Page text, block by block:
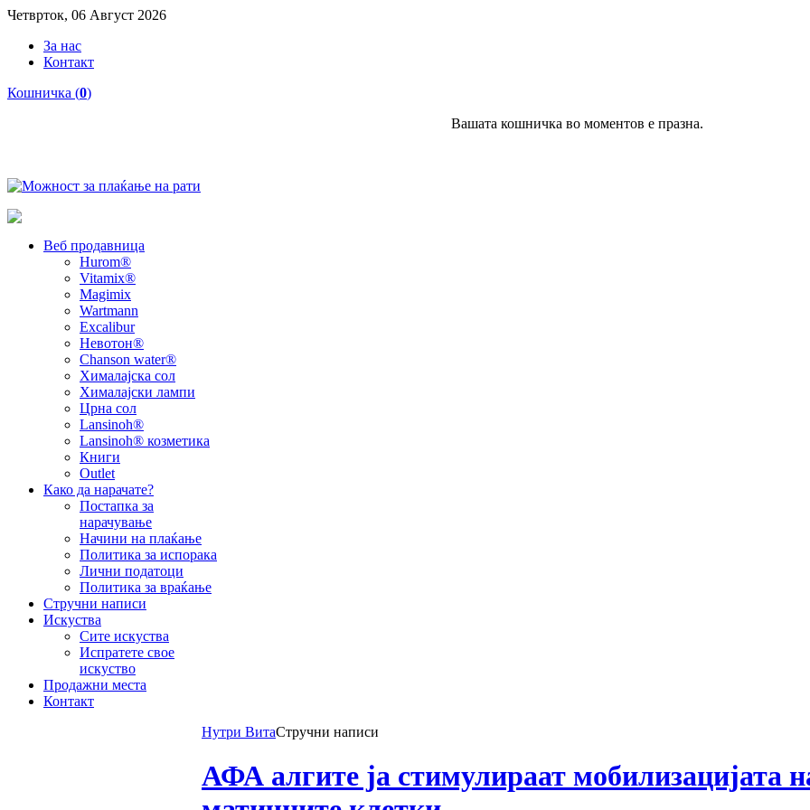
Четврток, 06 Август 2026
За нас
Контакт
Кошничка (0)
Вашата кошничка во моментов е празна.
Веб продавница
Hurom®
Vitamix®
Magimix
Wartmann
Excalibur
Невотон®
Chanson water®
Хималајска сол
Хималајски лампи
Црна сол
Lansinoh®
Lansinoh® козметика
Книги
Outlet
Како да нарачате?
Постапка за
нарачување
Начини на плаќање
Политика за испорака
Лични податоци
Политика за враќање
Стручни написи
Искуства
Сите искуства
Испратете свое
искуство
Продажни места
Контакт
Нутри ВитаСтручни написи
АФА алгите ја стимулираат мобилизацијата